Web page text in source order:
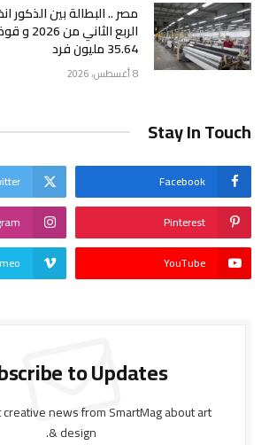
الربع
35.64 مليون فرد
8 أغسطس، 2026
Stay In Touch
Facebook
Pinterest
YouTube
to Updates
news from SmartMag about art
& design.